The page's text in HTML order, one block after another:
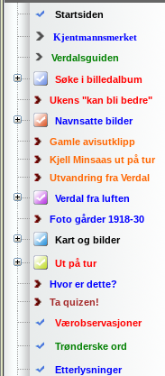
Startsiden
Kjentmannsmerket
Verdalsguiden
Søke i billedalbum
Ukens "kan bli bedre"
Navnsatte bilder
Gamle avisutklipp
Kjell Minsaas ut på tur
Utvandring fra Verdal
Verdal fra luften
Foto gårder 1918-30
Kart og bilder
Ut på tur
Hvor er dette?
Ta quizen!
Værobservasjoner
Trønderske ord
Etterlysninger